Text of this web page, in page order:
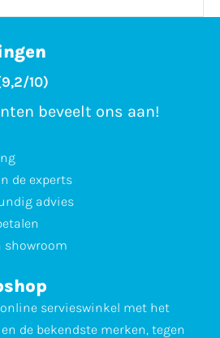
10)
beveelt ons aan!
de experts
advies
showroom
servieswinkel met het
de bekendste merken, tegen